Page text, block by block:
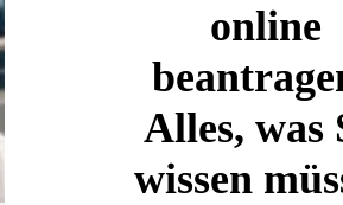
online
Alles, was
wissen